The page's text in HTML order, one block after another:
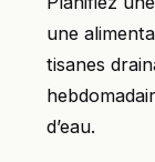
une
tisanes
d’eau.